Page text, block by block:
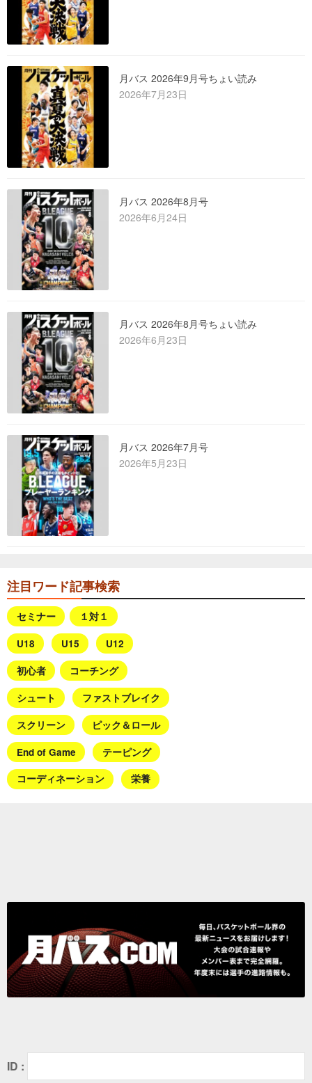
月バス 2026年9月号ちょい読み
2026年7月23日
月バス 2026年8月号
2026年6月24日
月バス 2026年8月号ちょい読み
2026年6月23日
月バス 2026年7月号
2026年5月23日
注目ワード記事検索
セミナー １対１
U18 U15 U12
初心者 コーチング
シュート ファストブレイク
スクリーン ピック＆ロール
End of Game テーピング
コーディネーション 栄養
ID :